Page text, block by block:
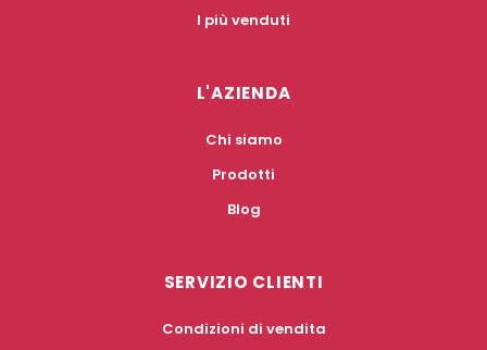
I più venduti
L'AZIENDA
Chi siamo
Prodotti
Blog
SERVIZIO CLIENTI
Condizioni di vendita